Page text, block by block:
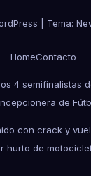
Tema:
HomeContacto
4 semifinalistas
de
con crack y
hurto de